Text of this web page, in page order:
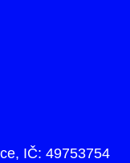
IČ: 49753754